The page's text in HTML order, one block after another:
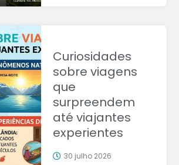
Curiosidades
sobre viagens
que
surpreendem
até viajantes
experientes
30 julho 2026